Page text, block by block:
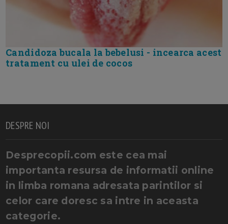
Candidoza bucala la bebelusi - incearca acest
tratament cu ulei de cocos
DESPRE NOI
Desprecopii.com este cea mai
importanta resursa de informatii online
in limba romana adresata parintilor si
celor care doresc sa intre in aceasta
categorie.